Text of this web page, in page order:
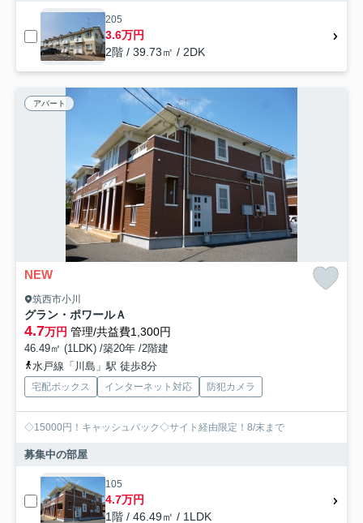
205
3.6万円
2階 / 39.73㎡ / 2DK
アパート
NEW
筑西市小川
グラン・ポワールＡ
4.7万円 管理/共益費1,300円
46.49㎡ (1LDK) /築20年 /2階建
水戸線「川島」駅 徒歩8分
宅配ボックス インターネット対応 防犯カメラ
◇15000円！キャッシュバック◇サイト経由限定！8/末まで
募集中の部屋
105
4.7万円
1階 / 46.49㎡ / 1LDK